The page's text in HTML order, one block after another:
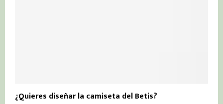
¿Quieres diseñar la camiseta del Betis?